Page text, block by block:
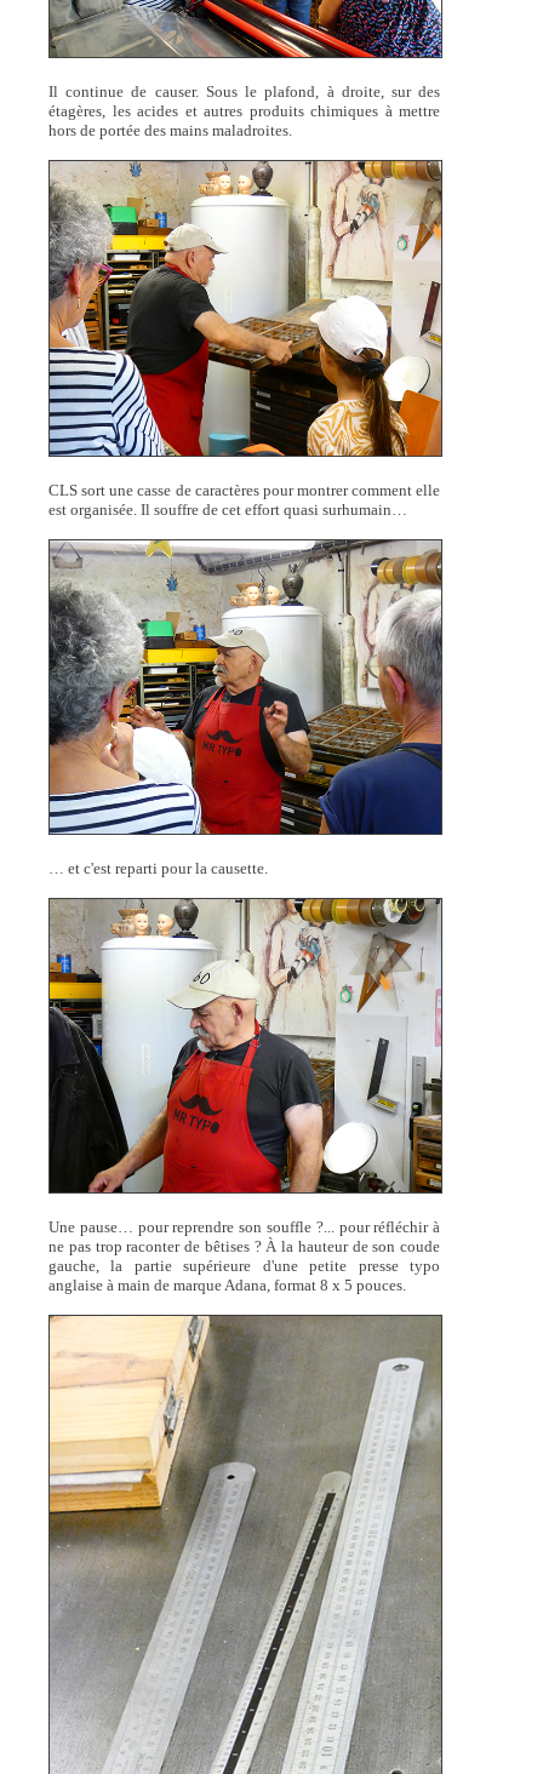
Il continue de causer. Sous le plafond, à droite, sur des
étagères, les acides et autres produits chimiques à mettre
hors de portée des mains maladroites.
CLS sort une casse de caractères pour montrer comment elle
est organisée. Il souffre de cet effort quasi surhumain…
… et c'est reparti pour la causette.
Une pause… pour reprendre son souffle ?... pour réfléchir à
ne pas trop raconter de bêtises ? À la hauteur de son coude
gauche, la partie supérieure d'une petite presse typo
anglaise à main de marque Adana, format 8 x 5 pouces.